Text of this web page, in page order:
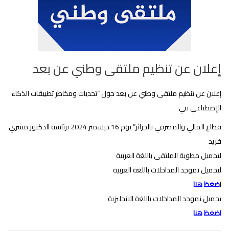
إعلان عن تنظيم ملتقى وطني عن بعد
إعلان عن تنظيم ملتقى وطني عن بعد حول “تحديات ومخاطر تطبيقات الذكاء
الإصطناعي في
قطاع المالي والمصرفي بالجزائر” يوم 16 ديسمبر 2024 برئاسة الدكتور مشري
فريد
لتحميل مطوية الملتقى باللغة العربية
لتحميل نموجد المداخلات باللغة العربية
اضغظ هنا
تحميل نموجد المداخلات باللغة الانجليزية
اضغظ هنا